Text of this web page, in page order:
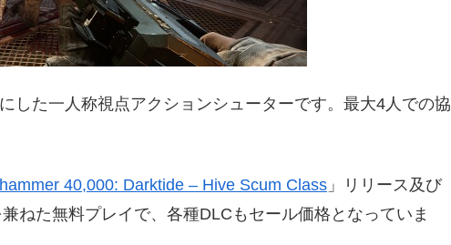
した一人称視点アクションシューターです。最大4人での協
40,000: Darktide – Hive Scum Class 」リリース及び
ねた無料プレイで、各種DLCもセール価格となっていま